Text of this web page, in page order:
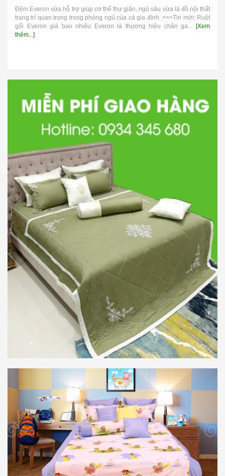
Đệm Everon vừa hỗ trợ giúp cơ thể thư giãn, ngủ sâu vừa là đồ nội thất
trang trí quan trọng trong phòng ngủ của cá gia đình. >>>Tin mới: Ruột
gối Everon giá bao nhiêu Everon là thương hiệu chăn ga... [Xem
thêm...]